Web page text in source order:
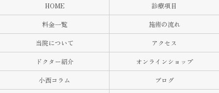
HOME
診療項目
料金一覧
施術の流れ
当院について
アクセス
ドクター紹介
オンラインショップ
小西コラム
ブログ